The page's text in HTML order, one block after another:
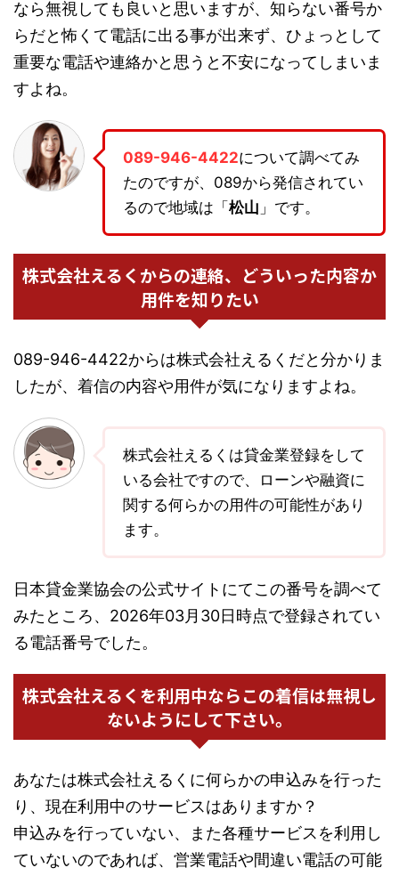
なら無視しても良いと思いますが、知らない番号か
らだと怖くて電話に出る事が出来ず、ひょっとして
重要な電話や連絡かと思うと不安になってしまいま
すよね。
089-946-4422について調べてみ
たのですが、089から発信されてい
るので地域は「 松山 」です。
株式会社えるくからの連絡、どういった内容か
用件を知りたい
089-946-4422からは株式会社えるくだと分かりま
したが、着信の内容や用件が気になりますよね。
株式会社えるくは貸金業登録をして
いる会社ですので、ローンや融資に
関する何らかの用件の可能性があり
ます。
日本貸金業協会の公式サイトにてこの番号を調べて
みたところ、2026年03月30日時点で登録されてい
る電話番号でした。
株式会社えるくを利用中ならこの着信は無視し
ないようにして下さい。
あなたは株式会社えるくに何らかの申込みを行った
り、現在利用中のサービスはありますか？
申込みを行っていない、また各種サービスを利用し
ていないのであれば、営業電話や間違い電話の可能